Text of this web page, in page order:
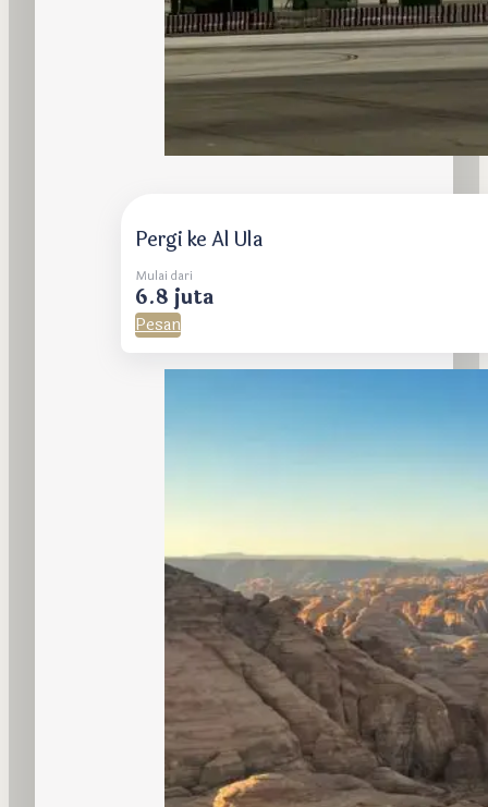
Pergi ke Al Ula
Mulai dari
6.8 juta
Pesan